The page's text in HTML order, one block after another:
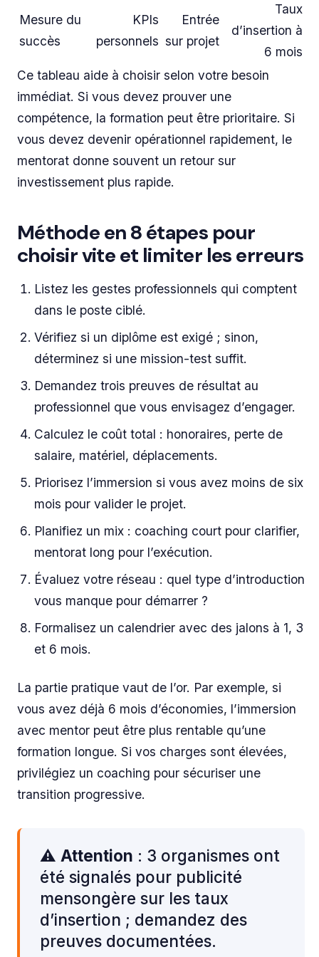
Mesure du
succès
KPIs
personnels
Entrée
sur projet
Taux
d’insertion à
6 mois
Ce tableau aide à choisir selon votre besoin
immédiat. Si vous devez prouver une
compétence, la formation peut être prioritaire. Si
vous devez devenir opérationnel rapidement, le
mentorat donne souvent un retour sur
investissement plus rapide.
Méthode en 8 étapes pour
choisir vite et limiter les erreurs
Listez les gestes professionnels qui comptent
dans le poste ciblé.
Vérifiez si un diplôme est exigé ; sinon,
déterminez si une mission-test suffit.
Demandez trois preuves de résultat au
professionnel que vous envisagez d’engager.
Calculez le coût total : honoraires, perte de
salaire, matériel, déplacements.
Priorisez l’immersion si vous avez moins de six
mois pour valider le projet.
Planifiez un mix : coaching court pour clarifier,
mentorat long pour l’exécution.
Évaluez votre réseau : quel type d’introduction
vous manque pour démarrer ?
Formalisez un calendrier avec des jalons à 1, 3
et 6 mois.
La partie pratique vaut de l’or. Par exemple, si
vous avez déjà 6 mois d’économies, l’immersion
avec mentor peut être plus rentable qu’une
formation longue. Si vos charges sont élevées,
privilégiez un coaching pour sécuriser une
transition progressive.
⚠️ Attention : 3 organismes ont
été signalés pour publicité
mensongère sur les taux
d’insertion ; demandez des
preuves documentées.